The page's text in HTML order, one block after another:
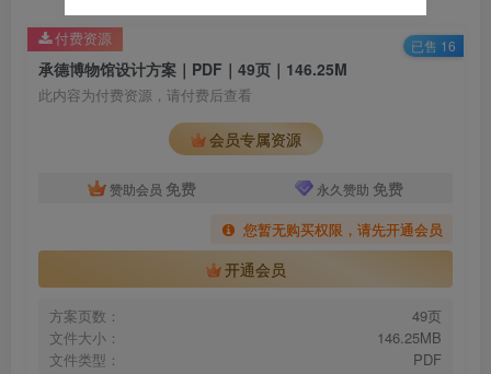
承德博物馆设计方案｜PDF｜49页｜146.25M
此内容为付费资源，请付费后查看
会员专属资源
赞助会员 免费 永久赞助 免费
您暂无购买权限，请先开通会员
开通会员
方案页数：
49页
文件大小：
146.25MB
文件类型：
PDF
付费资源 已售 16